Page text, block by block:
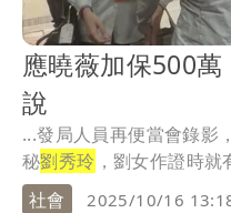
應曉薇加保500
說
...發局人員再便當會錄影
秘劉秀玲 ，劉女作證時
給...
社會 2025/10/16